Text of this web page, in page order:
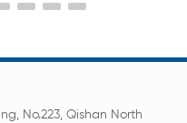
que les packs de
de batteries au
No.223, Qishan North